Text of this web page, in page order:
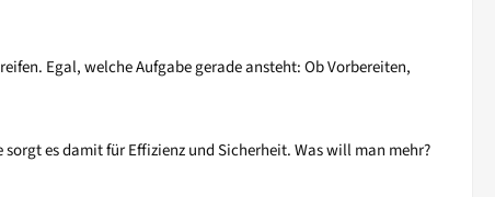
Egal, welche Aufgabe gerade ansteht: Ob Vorbereiten,
es damit für Effizienz und Sicherheit. Was will man mehr?